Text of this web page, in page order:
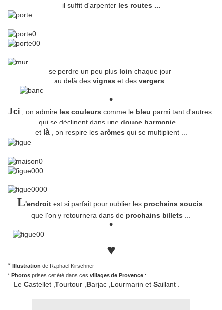
il suffit d'arpenterles routes ...
se perdre un peu plus loin chaque jour
au delà des vignes et des vergers
♥
Jci , on admire les couleurs comme le bleu parmi tant d'autres
qui se déclinent dans une douce harmonie...
et là, on respire les arômes qui se multiplient ...
L'endroit est si parfait pour oublier les prochains soucis
que l'on y retournera dans de prochains billets
♥
♥
* Illustration de Raphael Kirschner
* Photos prises cet été dans ces villages de Provence :
Le Castellet , Tourtour , Barjac , Lourmarin et Saillant .